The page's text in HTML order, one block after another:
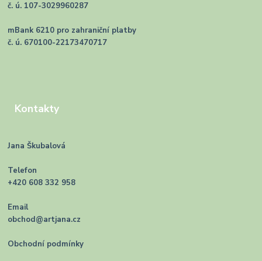
č. ú. 107-3029960287
mBank 6210 pro zahraniční platby
č. ú. 670100-22173470717
Kontakty
Jana Škubalová
Telefon
+420 608 332 958
Email
obchod@artjana.cz
Obchodní podmínky